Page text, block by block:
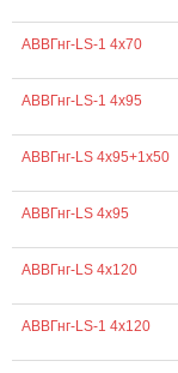
АВВГнг-LS-1 4х70
АВВГнг-LS-1 4х95
АВВГнг-LS 4х95+1х50
АВВГнг-LS 4х95
АВВГнг-LS 4х120
АВВГнг-LS-1 4х120